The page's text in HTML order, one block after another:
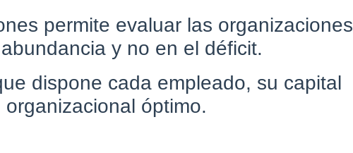
permite evaluar las organizaciones
y no en el déficit.
dispone cada empleado, su capital
óptimo.